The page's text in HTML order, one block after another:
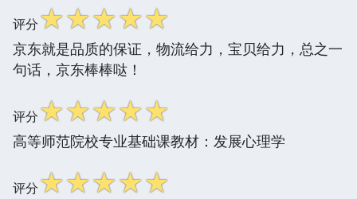
评分☆☆☆☆☆
京东就是品质的保证，物流给力，宝贝给力，总之一
句话，京东棒棒哒！
评分☆☆☆☆☆
高等师范院校专业基础课教材：发展心理学
评分☆☆☆☆☆